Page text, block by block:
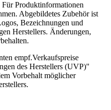
Produktinformationen
Abgebildetes Zubehör ist
Bezeichnungen und
Herstellers. Änderungen,
empf.Verkaufspreise
des Herstellers (UVP)"
Vorbehalt möglicher